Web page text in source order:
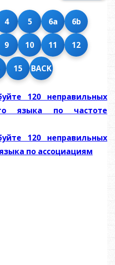
4 5 6a 6b
9 10 11 12
15 BACK
120 неправильных
языка по частоте
120 неправильных
по ассоциациям